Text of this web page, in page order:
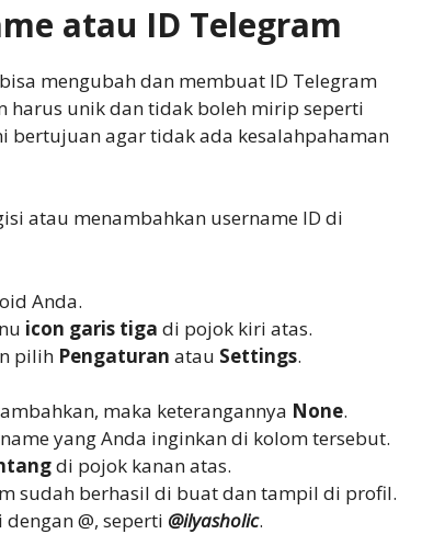
atau ID Telegram
mengubah dan membuat ID Telegram
harus unik dan tidak boleh mirip seperti
bertujuan agar tidak ada kesalahpahaman
atau menambahkan username ID di
Anda.
icon garis tiga di pojok kiri atas.
pilih Pengaturan atau Settings.
maka keterangannya None.
yang Anda inginkan di kolom tersebut.
di pojok kanan atas.
sudah berhasil di buat dan tampil di profil.
@, seperti @ilyasholic.